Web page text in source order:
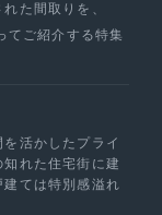
た間取りを、
てご紹介する特集
活かしたプライ
れた住宅街に建
ては特別感溢れ